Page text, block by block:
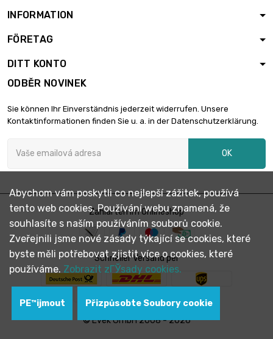
INFORMATION
FÖRETAG
DITT KONTO
ODBĚR NOVINEK
Sie können Ihr Einverständnis jederzeit widerrufen. Unsere
Kontaktinformationen finden Sie u. a. in der Datenschutzerklärung.
OK
Zahlarten im Onlineshop
Schneller Versand per
© Evek GmbH 2008 - 2026
Abychom vám poskytli co nejlepší zážitek, používá
tento web cookies. Používání webu znamená, že
souhlasíte s naším používáním souborů cookie.
Zveřejnili jsme nové zásady týkající se cookies, které
byste měli potřebovat zjistit více o cookies, které
používáme. Zobrazit zГЎsady cookies.
PЕ™ijmout Přizpůsobte Soubory cookie